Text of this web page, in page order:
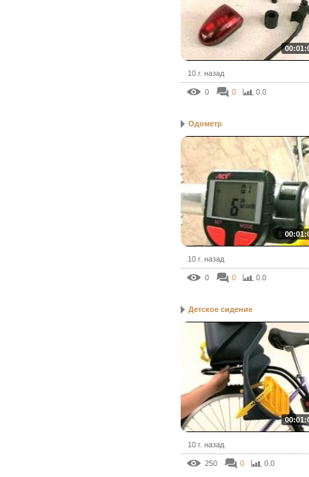
10 г. назад
0 0 0.0
Одометр
10 г. назад
0 0 0.0
Детское сидение
10 г. назад
250 0 0.0